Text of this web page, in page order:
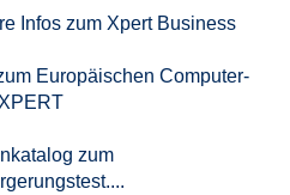
Infos zum Xpert Business
Europäischen Computer-
zum